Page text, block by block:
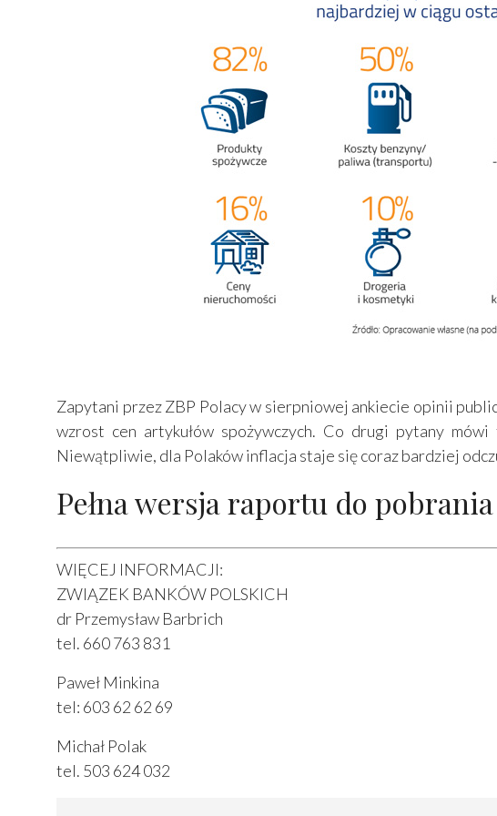
Zapytani przez ZBP Polacy w sierpniowej ankiecie opinii
wzrost cen artykułów spożywczych. Co drugi pytany
Niewątpliwie, dla Polaków inflacja staje się coraz bardziej
Pełna wersja raportu do
WIĘCEJ INFORMACJI:
ZWIĄZEK BANKÓW POLSKICH
dr Przemysław Barbrich
tel. 660 763 831
Paweł Minkina
tel: 603 62 62 69
Michał Polak
tel. 503 624 032